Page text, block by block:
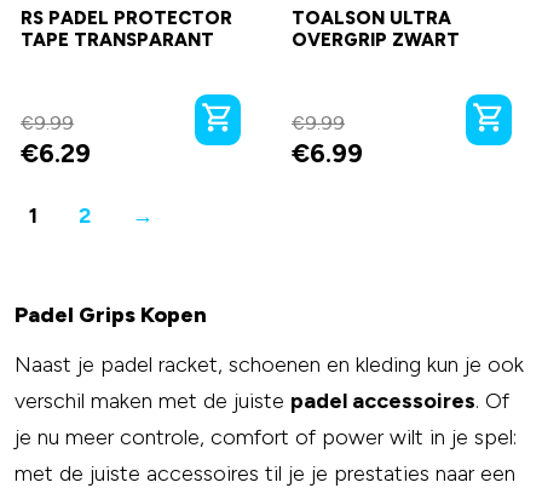
RS PADEL PROTECTOR
TAPE TRANSPARANT
€9.99
€6.29
TOALSON ULTRA
OVERGRIP ZWART
€9.99
€6.99
1 2 →
Padel Grips Kopen
Naast je padel racket, schoenen en kleding kun je ook
verschil maken met de juiste padel accessoires. Of
je nu meer controle, comfort of power wilt in je spel:
met de juiste accessoires til je je prestaties naar een